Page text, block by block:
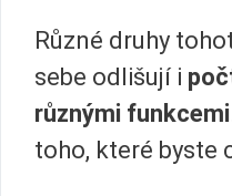
Různé druhy
sebe odlišují i
různými funkcemi
toho, které byste